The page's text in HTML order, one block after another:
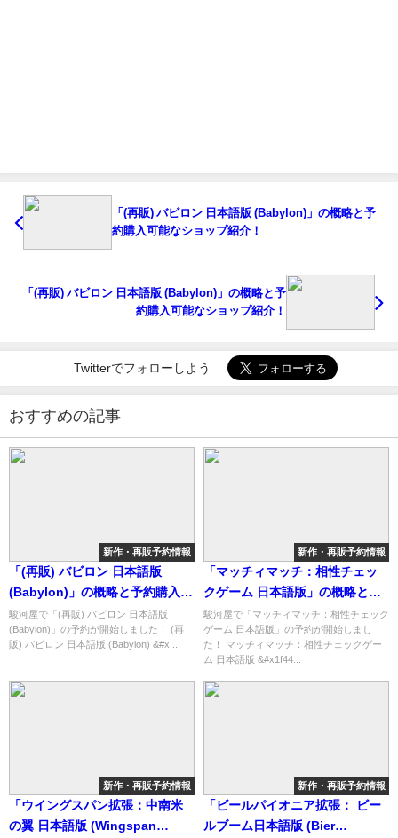
「(再販) バビロン 日本語版 (Babylon)」の概略と予
約購入可能なショップ紹介！
「(再販) バビロン 日本語版 (Babylon)」の概略と予
約購入可能なショップ紹介！
Twitterでフォローしよう
おすすめの記事
新作・再販予約情報
「(再販) バビロン 日本語版
(Babylon)」の概略と予約購入可
能なショップ紹介！
駿河屋で「(再販) バビロン 日本語版
(Babylon)」の予約が開始しました！ (再
販) バビロン 日本語版 (Babylon) &#x...
新作・再販予約情報
「マッチィマッチ：相性チェッ
クゲーム 日本語版」の概略と予
約購入可能なショップ紹介！
駿河屋で「マッチィマッチ：相性チェック
ゲーム 日本語版」の予約が開始しまし
た！ マッチィマッチ：相性チェックゲー
ム 日本語版 &#x1f44...
新作・再販予約情報
「ウイングスパン拡張：中南米
の翼 日本語版 (Wingspan
新作・再販予約情報
「ビールパイオニア拡張： ビー
ルブーム日本語版 (Bier